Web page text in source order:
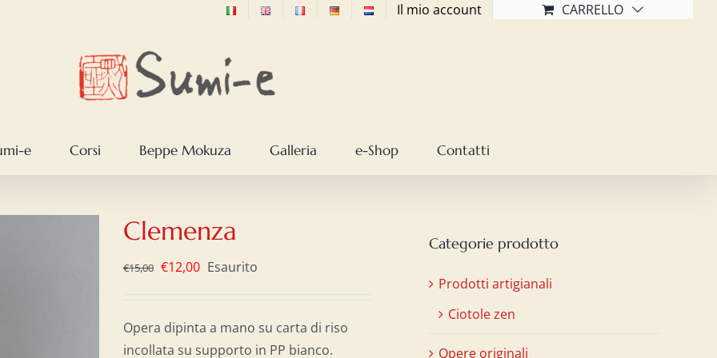
Il mio account CARRELLO
e Corsi Beppe Mokuza Galleria e-Shop Contatti
Clemenza
€15,00 Il
era:
€12,00Il
è:
Esaurito
Opera dipinta a mano su carta di riso
incollata su supporto in PP bianco.
Categorie prodotto
Prodotti artigianali
Ciotole zen
Opere originali